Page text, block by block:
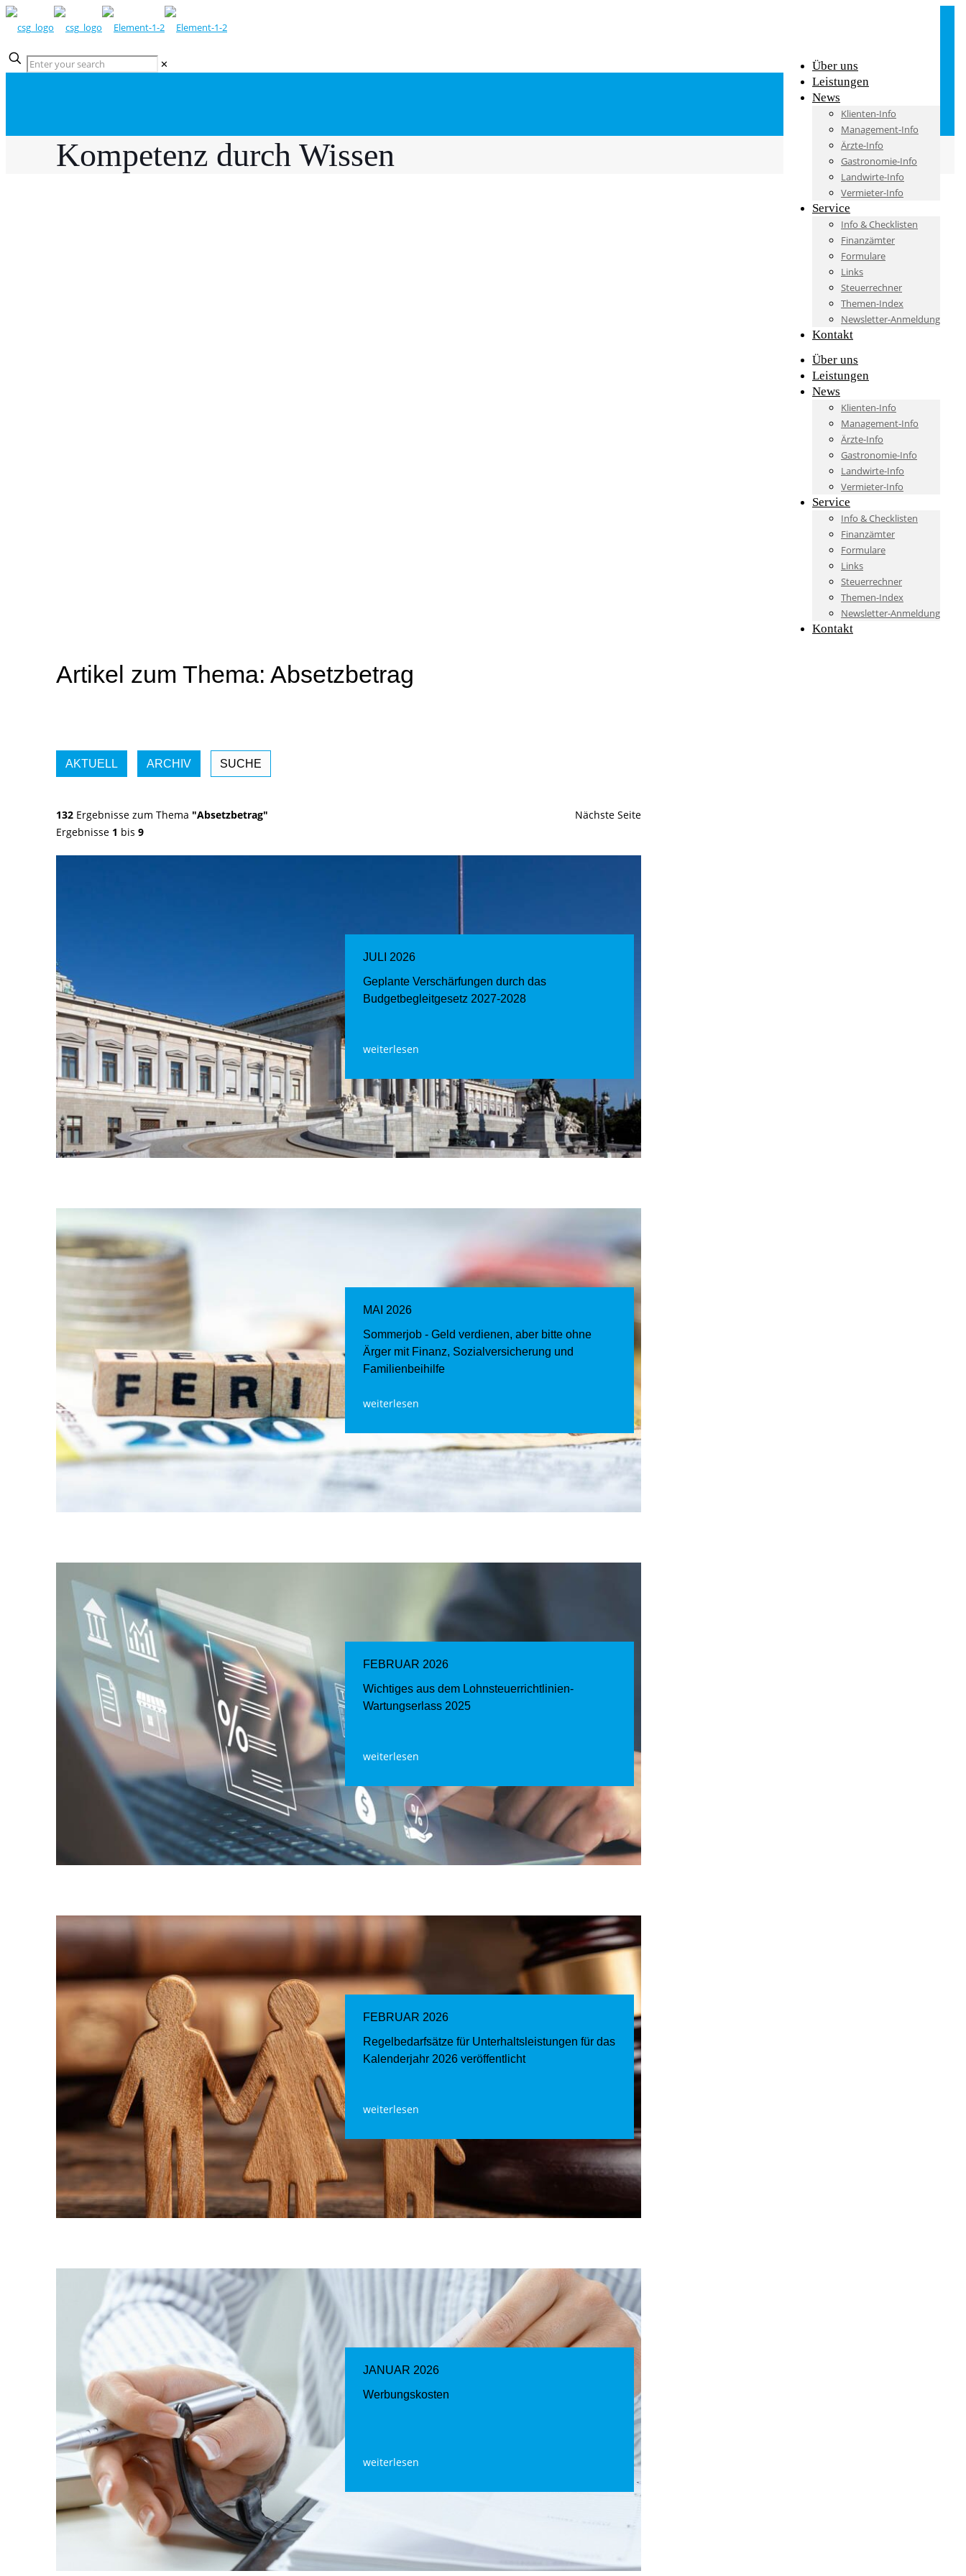
Über uns
Leistungen
News
Klienten-Info
Management-Info
Ärzte-Info
Gastronomie-Info
Landwirte-Info
Vermieter-Info
Service
Info & Checklisten
Finanzämter
Formulare
Links
Steuerrechner
Themen-Index
Newsletter-Anmeldung
Kontakt
Über uns
Leistungen
News
Klienten-Info
Management-Info
Ärzte-Info
Gastronomie-Info
Landwirte-Info
Vermieter-Info
Service
Info & Checklisten
Finanzämter
Formulare
Links
Steuerrechner
Themen-Index
Newsletter-Anmeldung
Kontakt
✕
Kompetenz durch Wissen
Artikel zum Thema: Absetzbetrag
AKTUELL ARCHIV SUCHE
132 Ergebnisse zum Thema "Absetzbetrag"
Ergebnisse 1 bis 9
Nächste Seite
JULI 2026
Geplante Verschärfungen durch das
Budgetbegleitgesetz 2027-2028
weiterlesen
MAI 2026
Sommerjob - Geld verdienen, aber bitte ohne
Ärger mit Finanz, Sozialversicherung und
Familienbeihilfe
weiterlesen
FEBRUAR 2026
Wichtiges aus dem Lohnsteuerrichtlinien-
Wartungserlass 2025
weiterlesen
FEBRUAR 2026
Regelbedarfsätze für Unterhaltsleistungen für das
Kalenderjahr 2026 veröffentlicht
weiterlesen
JANUAR 2026
Werbungskosten
weiterlesen